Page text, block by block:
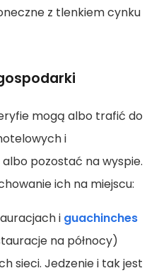
z tlenkiem cynku
mogą albo trafić do
i
pozostać na wyspie.
ich na miejscu:
i guachinches
na północy)
sieci. Jedzenie i tak jest